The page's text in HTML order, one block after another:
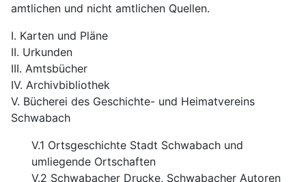
amtlichen und nicht amtlichen Quellen.
I. Karten und Pläne
II. Urkunden
III. Amtsbücher
IV. Archivbibliothek
V. Bücherei des Geschichte- und Heimatvereins
Schwabach
V.1 Ortsgeschichte Stadt Schwabach und
umliegende Ortschaften
V.2 Schwabacher Drucke, Schwabacher Autoren